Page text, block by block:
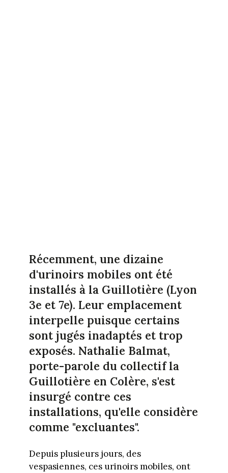
Récemment, une dizaine
d'urinoirs mobiles ont été
installés à la Guillotière (Lyon
3e et 7e). Leur emplacement
interpelle puisque certains
sont jugés inadaptés et trop
exposés. Nathalie Balmat,
porte-parole du collectif la
Guillotière en Colère, s'est
insurgé contre ces
installations, qu'elle considère
comme "excluantes".
Depuis plusieurs jours, des
vespasiennes, ces urinoirs mobiles, ont